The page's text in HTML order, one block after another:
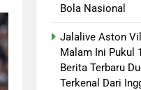
Bola Nasional
Jalalive Aston
Malam Ini Pukul
Berita Terbaru
Terkenal Dari